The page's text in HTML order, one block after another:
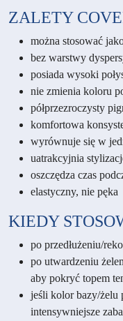
ZALETY
można stosować
bez warstwy
posiada wysoki
nie zmienia koloru
półprzezroczysty
komfortowa
wyrównuje się w
uatrakcyjnia
oszczędza czas
elastyczny, nie pęka
KIEDY
po przedłużeniu/
po utwardzeniu
aby pokryć topem
jeśli kolor bazy/żelu
intensywniejsze